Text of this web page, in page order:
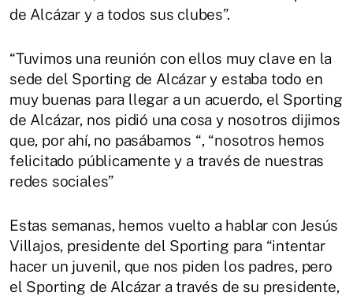
de Alcázar y a todos sus clubes”.
“Tuvimos una reunión con ellos muy clave en la
sede del Sporting de Alcázar y estaba todo en
muy buenas para llegar a un acuerdo, el Sporting
de Alcázar, nos pidió una cosa y nosotros dijimos
que, por ahí, no pasábamos “, “nosotros hemos
felicitado públicamente y a través de nuestras
redes sociales”
Estas semanas, hemos vuelto a hablar con Jesús
Villajos, presidente del Sporting para “intentar
hacer un juvenil, que nos piden los padres, pero
el Sporting de Alcázar a través de su presidente,